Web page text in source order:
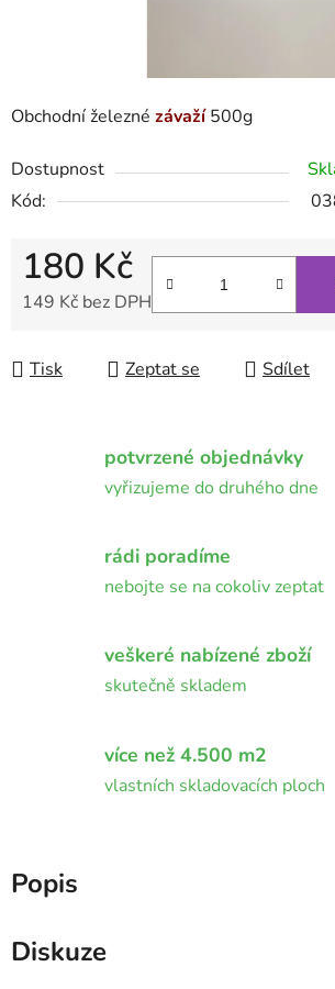
Obchodní železné závaží500g
Dostupnost
Kód:
180 Kč
149 Kč bez DPH
Tisk Zeptat se Sdílet
potvrzené objednávky
vyřizujeme do druhého dne
rádi poradíme
nebojte se na cokoliv zeptat
veškeré nabízené zboží
skutečně skladem
více než 4.500 m2
vlastních skladovacích ploch
Popis
Diskuze